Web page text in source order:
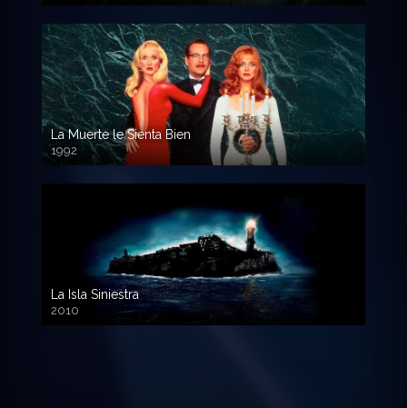
La Muerte le Sienta Bien
1992
720p HD
La Isla Siniestra
2010
720p HD